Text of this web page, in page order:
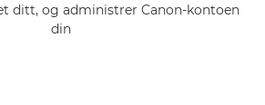
ditt, og administrer Canon-kontoen
din